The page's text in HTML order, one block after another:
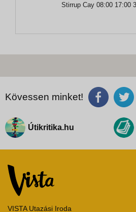
Stirrup Cay 08:00 17:00 3. nap tengeren - - 4.
nap...
Kövessen minket!
Útikritika.hu
VISTA Utazási Iroda